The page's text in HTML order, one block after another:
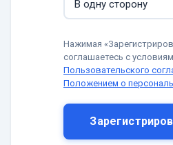
Нажимая
соглашаетесь с
Пользовательского
Положением о